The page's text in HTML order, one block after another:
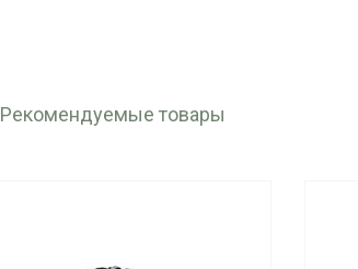
Рекомендуемые товары